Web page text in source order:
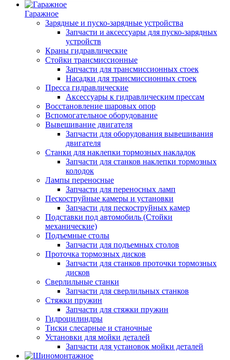
Гаражное
Зарядные и пуско-зарядные устройства
Запчасти и аксессуары для пуско-зарядных
устройств
Краны гидравлические
Стойки трансмиссионные
Запчасти для трансмиссионных стоек
Насадки для трансмиссионных стоек
Пресса гидравлические
Аксессуары к гидравлическим прессам
Восстановление шаровых опор
Вспомогательное оборудование
Вывешивание двигателя
Запчасти для оборудования вывешивания
двигателя
Станки для наклепки тормозных накладок
Запчасти для станков наклепки тормозных
колодок
Лампы переносные
Запчасти для переносных ламп
Пескоструйные камеры и установки
Запчасти для пескоструйных камер
Подставки под автомобиль (Стойки
механические)
Подъемные столы
Запчасти для подъемных столов
Проточка тормозных дисков
Запчасти для станков проточки тормозных
дисков
Сверлильные станки
Запчасти для сверлильных станков
Стяжки пружин
Запчасти для стяжки пружин
Гидроцилиндры
Тиски слесарные и станочные
Установки для мойки деталей
Запчасти для установок мойки деталей